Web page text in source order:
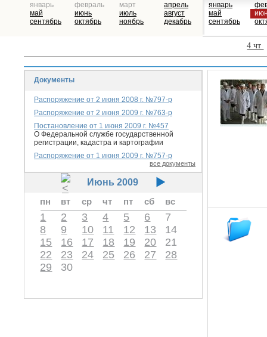
январь
май
сентябрь
февраль
июнь
октябрь
март
июль
ноябрь
апрель
август
декабрь
январь
май
сентябрь
4 чт
Документы
Распоряжение от 2 июня 2008 г. №797-р
Распоряжение от 2 июня 2009 г. №763-р
Постановление от 1 июня 2009 г. №457
О Федеральной службе государственной
регистрации, кадастра и картографии
Распоряжение от 1 июня 2009 г. №757-р
все документы
Июнь 2009
пн
вт ср чт пт сб вс
1 2 3 4 5 6
7
8
9 10 11 12 13
14
15
16 17 18 19 20
21
22
23 24 25 26 27
28
29
30